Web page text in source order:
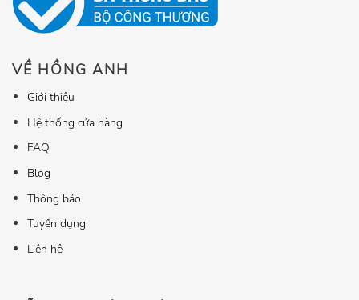
VỀ HỒNG ANH
Giới thiệu
Hệ thống cửa hàng
FAQ
Blog
Thông báo
Tuyển dụng
Liên hệ